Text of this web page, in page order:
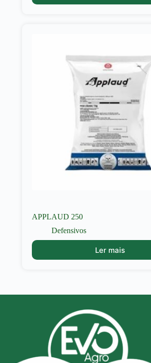
APPLAUD 250
Defensivos
Ler mais